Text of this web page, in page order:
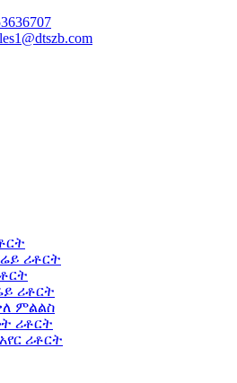
ሪቶርት
ሪቶርት
ምልልስ
ሪቶርት
ሪቶርት